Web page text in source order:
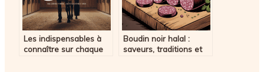
Les indispensables à
connaître sur chaque
Boudin noir halal :
saveurs, traditions et